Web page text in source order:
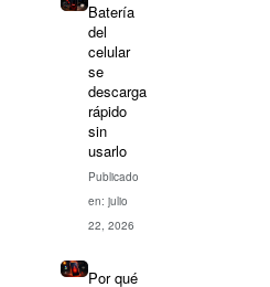
Batería
del
celular
se
descarga
rápido
sin
usarlo
Publicado
en: julio
22, 2026
Por qué